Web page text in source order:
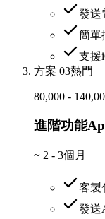
發送
簡單
支援
方案 03熱門
80,000 -
進階功能
~ 2 - 3個月
客製
發送